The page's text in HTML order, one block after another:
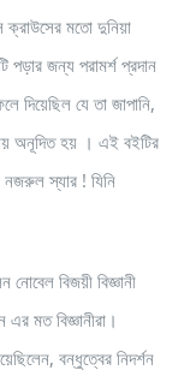
ক্রাউসের মতো দুনিয়া
পড়ার জন্য পরামর্শ প্রদান
দিয়েছিল যে তা জাপানি,
অনূদিত হয় । এই বইটির
নজরুল স্যার ! যিনি
নোবেল বিজয়ী বিজ্ঞানী
মত বিজ্ঞানীরা।
বন্ধুত্বের নিদর্শন